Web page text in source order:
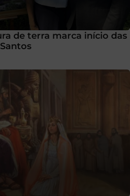
de terra marca início das